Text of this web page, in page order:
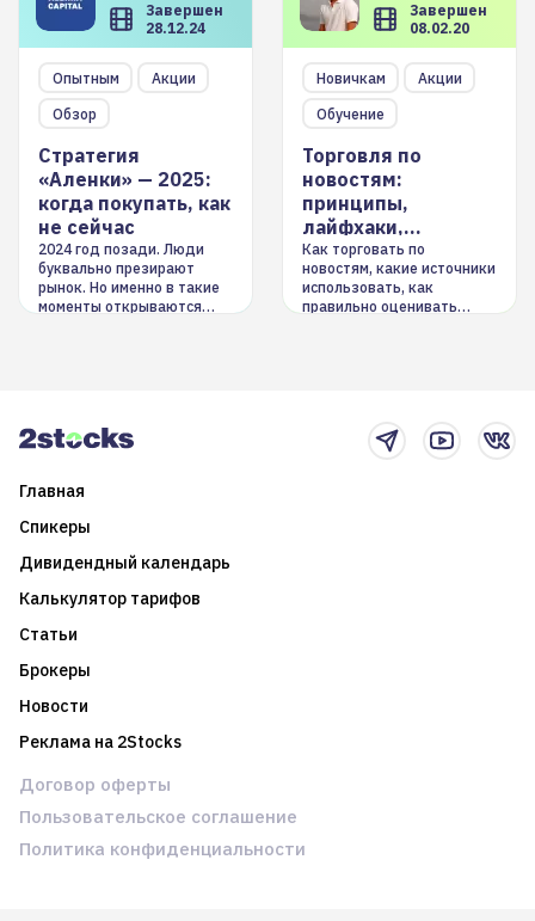
Завершен
28.12.24
Опытным
Акции
Обзор
Стратегия
«Аленки» — 2025:
когда покупать, как
не сейчас
2024 год позади. Люди
буквально презирают
рынок. Но именно в такие
моменты открываются
Завершен
08.02.20
Новичкам
Акции
Обучение
Торговля по
новостям:
принципы,
лайфхаки,
инструменты
Как торговать по
новостям, какие источники
использовать, как
правильно оценивать
Главная
Спикеры
Дивидендный календарь
Калькулятор тарифов
Статьи
Брокеры
Новости
Реклама на 2Stocks
Договор оферты
Пользовательское соглашение
Политика конфиденциальности